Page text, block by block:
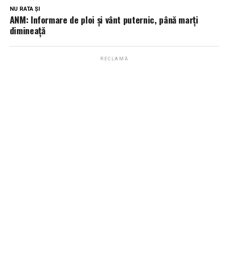
NU RATA ȘI
ANM: Informare de ploi și vânt puternic, până marți
dimineață
RECLAMĂ